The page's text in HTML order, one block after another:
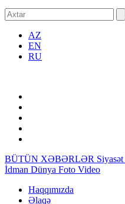
AZ
EN
RU
BÜTÜN XƏBƏRLƏR Siyasət
İdman Dünya Foto Video
Haqqımızda
Əlaqə